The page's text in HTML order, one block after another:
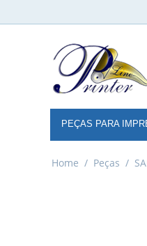
PEÇAS PARA
Home / Peças /